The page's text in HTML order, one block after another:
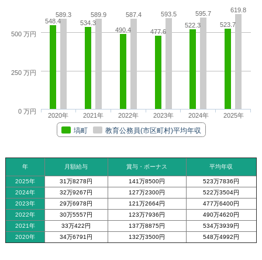
548.4
534.3
490.4
477.6
522.3 523.7
589.3 589.9 587.4 593.5 595.7 619.8
塙町 教育公務員(市区町村)平均年収
2020年 2021年 2022年 2023年 2024年 2025年
0 万円
250 万円
500 万円
年 月額給与 賞与・ボーナス 平均年収
2025年 31万8278円 141万8500円
523万7836円
2024年
32万9267円 127万2300円
522万3504円
2023年
29万6978円 121万2664円
477万6400円
2022年
30万5557円 123万7936円
490万4620円
2021年
33万422円 137万8875円
534万3939円
2020年
34万6791円 132万3500円 548万4992円